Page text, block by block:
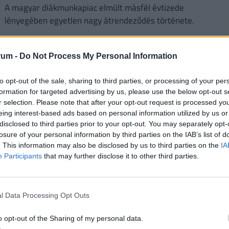
- Do Not Process My Personal Information
opt-out of the sale, sharing to third parties, or processing of your
for targeted advertising by us, please use the below opt-out
selection. Please note that after your opt-out request is processed
interest-based ads based on personal information utilized by us
to third parties prior to your opt-out. You may separately
of your personal information by third parties on the IAB’s list of
This information may also be disclosed by us to third parties on the
Participants that may further disclose it to other third parties.
Data Processing Opt Outs
opt-out of the Sharing of my personal data.
A magyar diákmunkapiac elmúlt másfél évtizede
lényegében egyetlen nagy átrendeződés története.
Olyan válság csapott le Oroszországra,
amire senki sem számított: teljesen
országot
Súlyos munkaerőhiányt és fenntarthatatlan bérspirált